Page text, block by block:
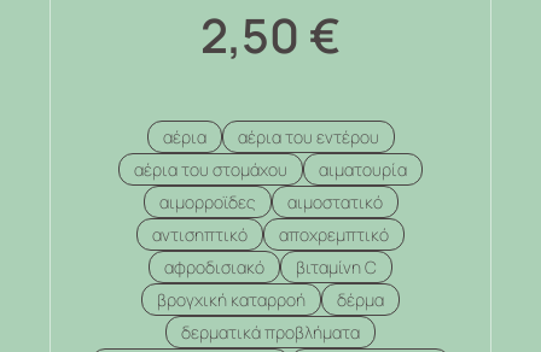
2,50 €
αέρια
αέρια του εντέρου
αέρια του στομάχου
αιματουρία
αιμορροϊδες
αιμοστατικό
αντισηπτικό
αποχρεμπτικό
αφροδισιακό
βιταμίνη C
βρογχική καταρροή
δέρμα
δερματικά προβλήματα